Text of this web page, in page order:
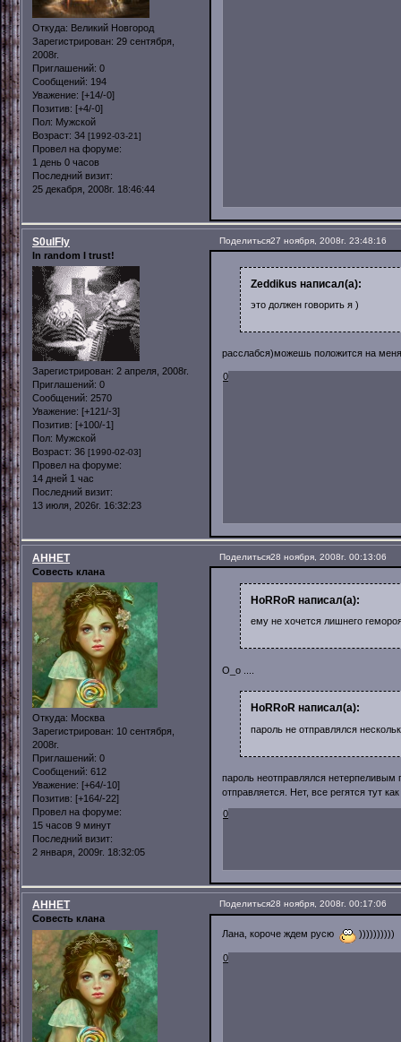
Откуда: Великий Новгород
Зарегистрирован: 29 сентября,
2008г.
Приглашений: 0
Сообщений: 194
Уважение: [+14/-0]
Позитив: [+4/-0]
Пол: Мужской
Возраст: 34 [1992-03-21]
Провел на форуме:
1 день 0 часов
Последний визит:
25 декабря, 2008г. 18:46:44
Поделиться27 ноября, 2008г. 23:48:16
S0ulFly
In random I trust!
Зарегистрирован: 2 апреля, 2008г.
Приглашений: 0
Сообщений: 2570
Уважение: [+121/-3]
Позитив: [+100/-1]
Пол: Мужской
Возраст: 36 [1990-02-03]
Провел на форуме:
14 дней 1 час
Последний визит:
13 июля, 2026г. 16:32:23
Zeddikus написал(а):
это должен говорить я )
расслабся)можешь положится на
0
Поделиться28 ноября, 2008г. 00:13:06
AHHET
Совесть клана
Откуда: Москва
Зарегистрирован: 10 сентября,
2008г.
Приглашений: 0
Сообщений: 612
Уважение: [+64/-10]
Позитив: [+164/-22]
Провел на форуме:
15 часов 9 минут
Последний визит:
2 января, 2009г. 18:32:05
HoRRoR написал(а):
ему не хочется лишнего
О_о ....
HoRRoR написал(а):
пароль не отправлялся
пароль неотправлялся
отправляется. Нет, все регятся тут
0
Поделиться28 ноября, 2008г. 00:17:06
AHHET
Совесть клана
Лана, короче ждем русю ))))))))))
0